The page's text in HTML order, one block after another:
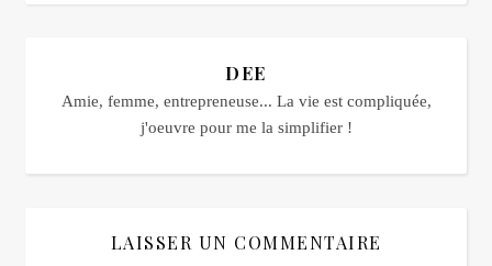
DEE
Amie, femme, entrepreneuse... La vie est compliquée,
j'oeuvre pour me la simplifier !
LAISSER UN COMMENTAIRE